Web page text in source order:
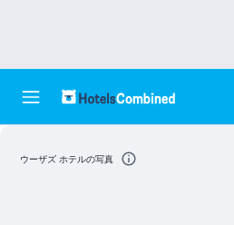
ウーザズ ホテルの写真